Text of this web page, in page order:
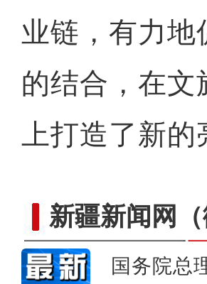
业链，有力
的结合，在
上打造了新
新疆新闻网
国务院总